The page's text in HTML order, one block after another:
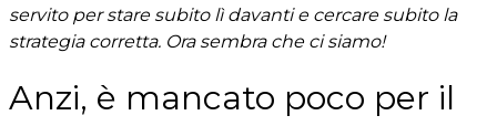
servito per stare subito lì davanti e cercare subito la
strategia corretta. Ora sembra che ci siamo!
Anzi, è mancato poco per il